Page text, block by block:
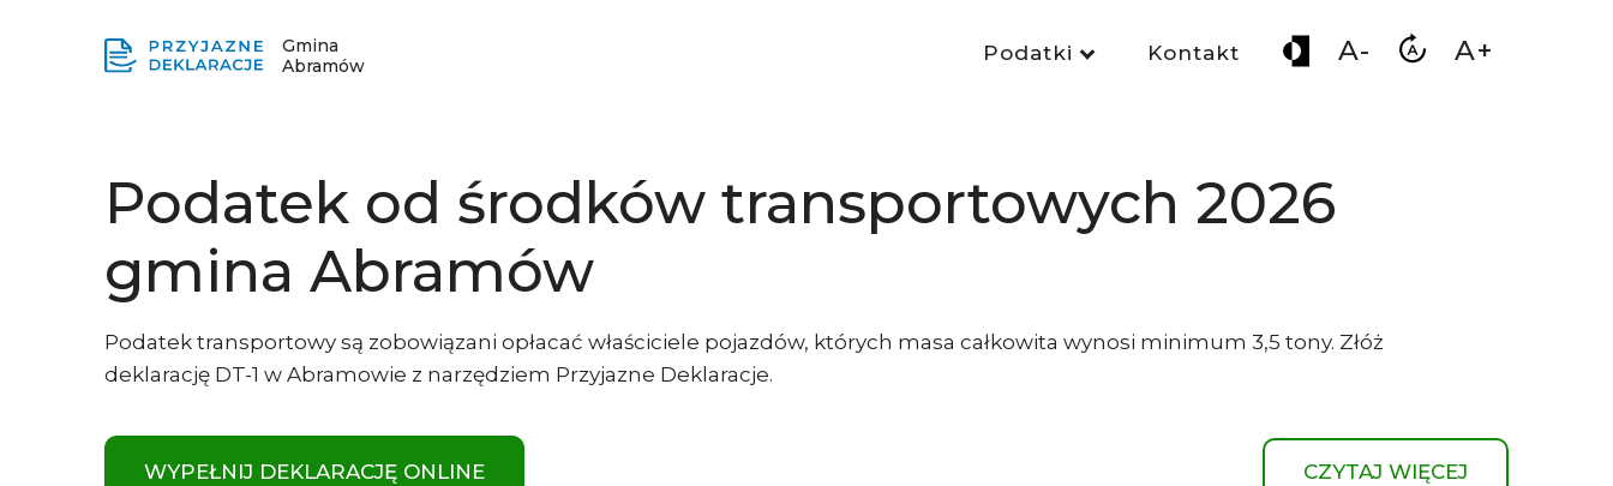
Gmina
Abramów
Podatki Kontakt A- A+
Podatek od środków transportowych 2026
gmina Abramów
Podatek transportowy są zobowiązani opłacać właściciele pojazdów, których masa całkowita wynosi minimum 3,5 tony. Złóż
deklarację DT-1 w Abramowie z narzędziem Przyjazne Deklaracje.
WYPEŁNIJ DEKLARACJĘ ONLINE CZYTAJ WIĘCEJ